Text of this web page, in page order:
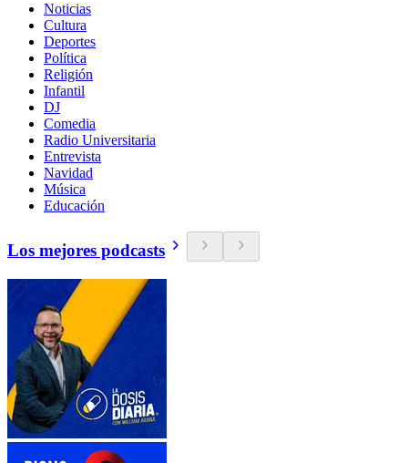
Noticias
Cultura
Deportes
Política
Religión
Infantil
DJ
Comedia
Radio Universitaria
Entrevista
Navidad
Música
Educación
Los mejores podcasts